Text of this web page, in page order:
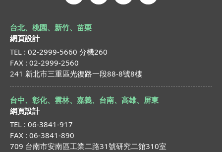
台北、桃園、新竹、苗栗
網頁設計
TEL : 02-2999-5660 分機260
FAX : 02-2999-2560
241 新北市三重區光復路一段88-8號8樓
台中、彰化、雲林、嘉義、台南、高雄、屏東
網頁設計
TEL : 06-3841-917
FAX : 06-3841-890
709 台南市安南區工業二路31號研究二館310室